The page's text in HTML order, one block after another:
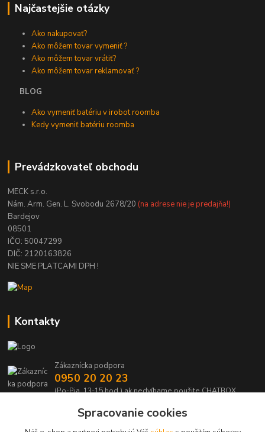
Najčastejšie otázky
Ako nakupovať?
Ako môžem tovar vymeniť ?
Ako môžem tovar vrátiť?
Ako môžem tovar reklamovať ?
BLOG
Ako vymeniť batériu v irobot roomba
Kedy vymeniť batériu roomba
Prevádzkovateľ obchodu
MECK s.r.o.
Nám. Arm. Gen. L. Svobodu 2678/20 (na adrese nie je predajňa!)
Bardejov
08501
IČO: 50047299
DIČ: 2120163826
NIE SME PLATCAMI DPH !
Kontakty
Zákaznícka podpora
0950 20 20 23
(Po-Pia, 13-15 hod.) ak nedvíhame použite CHATBOX
info@kabelmanie.skSpracovanie cookies